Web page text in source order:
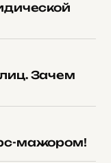
Зачем
мажором!